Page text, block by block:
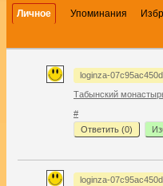
Личное Упоминания
loginza-
Табынский
#
Ответить (0)
loginza-